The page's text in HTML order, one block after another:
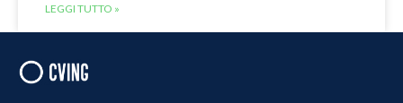
LEGGI TUTTO »